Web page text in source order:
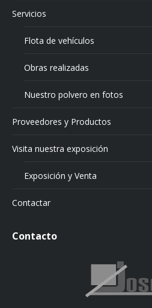
Servicios
Flota de vehículos
Obras realizadas
Nuestro polvero en fotos
Proveedores y Productos
Visita nuestra exposición
Exposición y Venta
Contactar
Contacto